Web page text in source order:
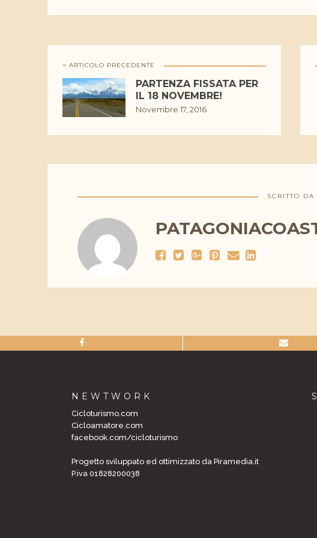
< ARTICOLO PRECEDENTE
PARTENZA FISSATA PER
IL 18 NOVEMBRE!
Novembre 17, 2016
SCRITTO DA
NEWTWORK
Cicloturismo.com
Cicloamatore.com
facebook.com/cicloturismo
Progetto sviluppato ed ottimizzato da Piramedia.it
P.iva 01828200038